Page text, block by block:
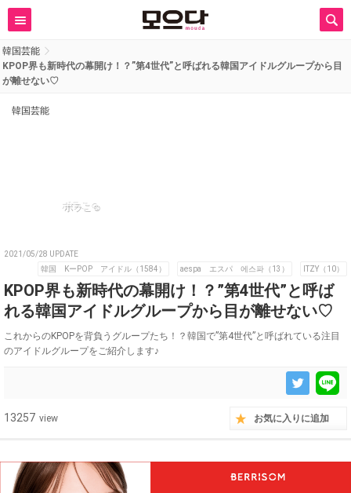
韓国芸能
KPOP界も新時代の幕開け！？”第4世代”と呼ばれる韓国アイドルグループから目
が離せない♡
韓国芸能
ボラこ☺︎
2021/05/28 UPDATE
韓国 KーPOP アイドル（1584）
aespa エスパ 에스파（13） ITZY（10）
KPOP界も新時代の幕開け！？”第4世代”と呼ば
れる韓国アイドルグループから目が離せない♡
これからのKPOPを背負うグループたち！？韓国で”第4世代”と呼ばれている注目
のアイドルグループをご紹介します♪
13257 view お気に入りに追加